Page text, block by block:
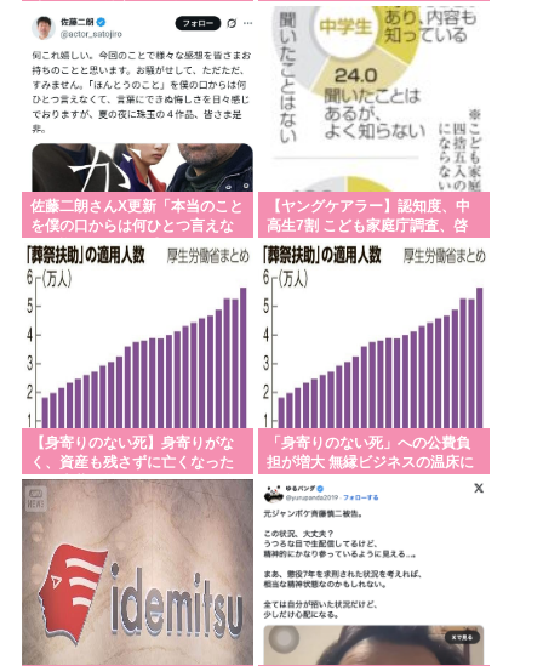
る”納得の理由
佐藤二朗さんX更新「本当のこと
を僕の口からは何ひとつ言えな
くて悔しさを日々感じてます」
【ヤングケアラー】認知度、中
高生7割 こども家庭庁調査、啓
発進む
【身寄りのない死】身寄りがな
く、資産も残さずに亡くなった
人の火葬や納骨を行うための公
費負担が膨らみ続けている…国
と自治体による公費負担の総額
は計約120億円に上る
「身寄りのない死」への公費負
担が増大 無縁ビジネスの温床に